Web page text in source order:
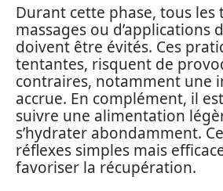
Durant cette phase, tous les
massages ou d’applications
doivent être évités. Ces
tentantes, risquent de
contraires, notamment une
accrue. En complément, il
suivre une alimentation
s’hydrater abondamment.
réflexes simples mais
favoriser la récupération.